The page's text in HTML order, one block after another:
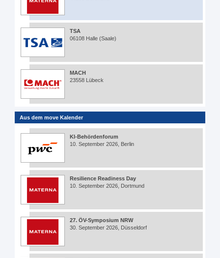
TSA
06108 Halle (Saale)
MACH
23558 Lübeck
Aus dem move Kalender
KI-Behördenforum
10. September 2026, Berlin
Resilience Readiness Day
10. September 2026, Dortmund
27. ÖV-Symposium NRW
30. September 2026, Düsseldorf